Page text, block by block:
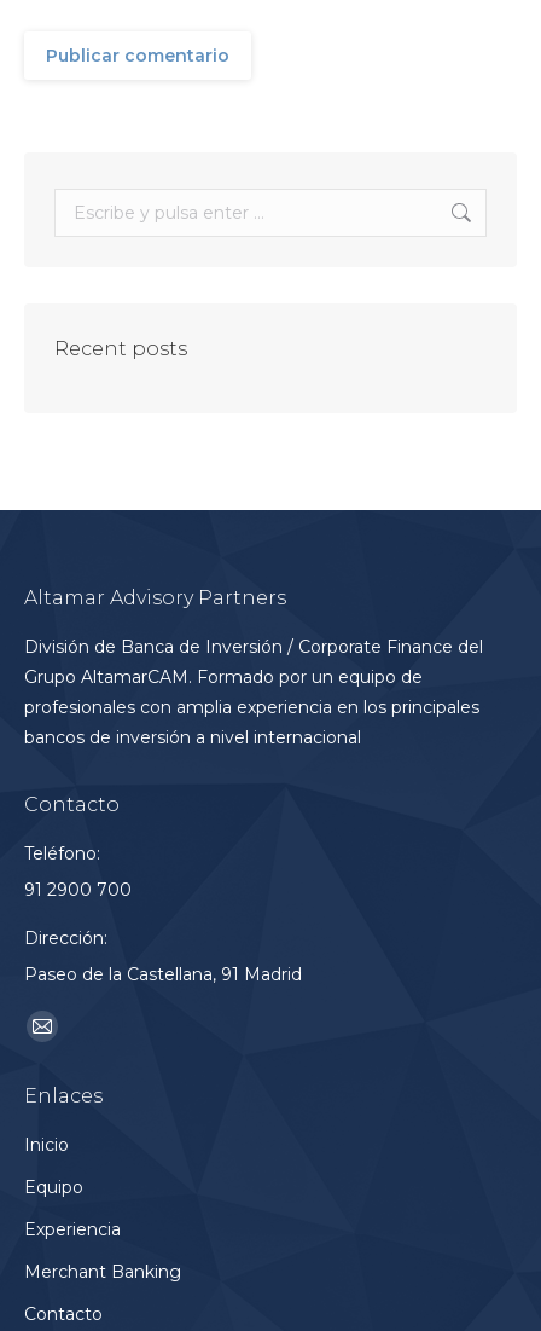
Publicar comentario
Buscar:
Recent posts
Altamar Advisory Partners
División de Banca de Inversión / Corporate Finance del
Grupo AltamarCAM. Formado por un equipo de
profesionales con amplia experiencia en los principales
bancos de inversión a nivel internacional
Contacto
Teléfono:
91 2900 700
Dirección:
Paseo de la Castellana, 91 Madrid
Encuéntranos en:
Mail
opens
in
window
Enlaces
Inicio
Equipo
Experiencia
Merchant Banking
Contacto